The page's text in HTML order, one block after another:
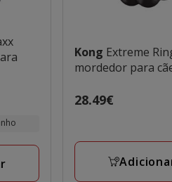
Kong Extreme
mordedor para
Preço
28.49€